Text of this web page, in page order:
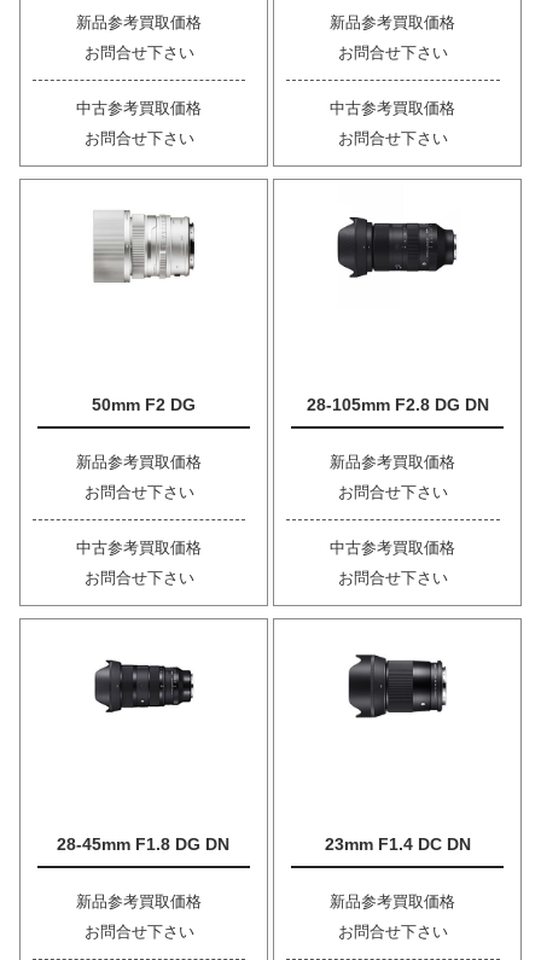
新品参考買取価格
お問合せ下さい
中古参考買取価格
お問合せ下さい
新品参考買取価格
お問合せ下さい
中古参考買取価格
お問合せ下さい
50mm F2 DG
新品参考買取価格
お問合せ下さい
中古参考買取価格
お問合せ下さい
28-105mm F2.8 DG DN
新品参考買取価格
お問合せ下さい
中古参考買取価格
お問合せ下さい
28-45mm F1.8 DG DN
新品参考買取価格
お問合せ下さい
23mm F1.4 DC DN
新品参考買取価格
お問合せ下さい